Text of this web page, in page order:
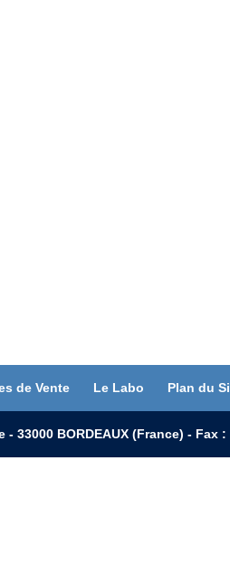
de Vente Le Labo Plan du
BORDEAUX (France) - Fax